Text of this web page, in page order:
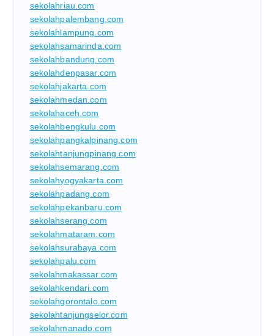
sekolahriau.com
sekolahpalembang.com
sekolahlampung.com
sekolahsamarinda.com
sekolahbandung.com
sekolahdenpasar.com
sekolahjakarta.com
sekolahmedan.com
sekolahaceh.com
sekolahbengkulu.com
sekolahpangkalpinang.com
sekolahtanjungpinang.com
sekolahsemarang.com
sekolahyogyakarta.com
sekolahpadang.com
sekolahpekanbaru.com
sekolahserang.com
sekolahmataram.com
sekolahsurabaya.com
sekolahpalu.com
sekolahmakassar.com
sekolahkendari.com
sekolahgorontalo.com
sekolahtanjungselor.com
sekolahmanado.com